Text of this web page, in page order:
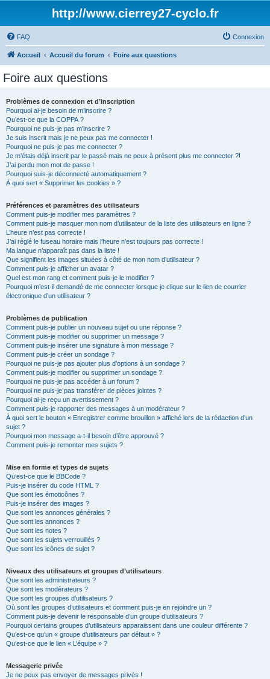
http://www.cierrey27-cyclo.fr
FAQ Connexion
Accueil Accueil du forum Foire aux questions
Foire aux questions
Problèmes de connexion et d’inscription
Pourquoi ai-je besoin de m’inscrire ?
Qu’est-ce que la COPPA ?
Pourquoi ne puis-je pas m’inscrire ?
Je suis inscrit mais je ne peux pas me connecter !
Pourquoi ne puis-je pas me connecter ?
Je m’étais déjà inscrit par le passé mais ne peux à présent plus me connecter ?!
J’ai perdu mon mot de passe !
Pourquoi suis-je déconnecté automatiquement ?
À quoi sert « Supprimer les cookies » ?
Préférences et paramètres des utilisateurs
Comment puis-je modifier mes paramètres ?
Comment puis-je masquer mon nom d’utilisateur de la liste des utilisateurs en ligne ?
L’heure n’est pas correcte !
J’ai réglé le fuseau horaire mais l’heure n’est toujours pas correcte !
Ma langue n’apparaît pas dans la liste !
Que signifient les images situées à côté de mon nom d’utilisateur ?
Comment puis-je afficher un avatar ?
Quel est mon rang et comment puis-je le modifier ?
Pourquoi m’est-il demandé de me connecter lorsque je clique sur le lien de courrier
électronique d’un utilisateur ?
Problèmes de publication
Comment puis-je publier un nouveau sujet ou une réponse ?
Comment puis-je modifier ou supprimer un message ?
Comment puis-je insérer une signature à mon message ?
Comment puis-je créer un sondage ?
Pourquoi ne puis-je pas ajouter plus d’options à un sondage ?
Comment puis-je modifier ou supprimer un sondage ?
Pourquoi ne puis-je pas accéder à un forum ?
Pourquoi ne puis-je pas transférer de pièces jointes ?
Pourquoi ai-je reçu un avertissement ?
Comment puis-je rapporter des messages à un modérateur ?
À quoi sert le bouton « Enregistrer comme brouillon » affiché lors de la rédaction d’un
sujet ?
Pourquoi mon message a-t-il besoin d’être approuvé ?
Comment puis-je remonter mes sujets ?
Mise en forme et types de sujets
Qu’est-ce que le BBCode ?
Puis-je insérer du code HTML ?
Que sont les émoticônes ?
Puis-je insérer des images ?
Que sont les annonces générales ?
Que sont les annonces ?
Que sont les notes ?
Que sont les sujets verrouillés ?
Que sont les icônes de sujet ?
Niveaux des utilisateurs et groupes d’utilisateurs
Que sont les administrateurs ?
Que sont les modérateurs ?
Que sont les groupes d’utilisateurs ?
Où sont les groupes d’utilisateurs et comment puis-je en rejoindre un ?
Comment puis-je devenir le responsable d’un groupe d’utilisateurs ?
Pourquoi certains groupes d’utilisateurs apparaissent dans une couleur différente ?
Qu’est-ce qu’un « groupe d’utilisateurs par défaut » ?
Qu’est-ce que le lien « L’équipe » ?
Messagerie privée
Je ne peux pas envoyer de messages privés !